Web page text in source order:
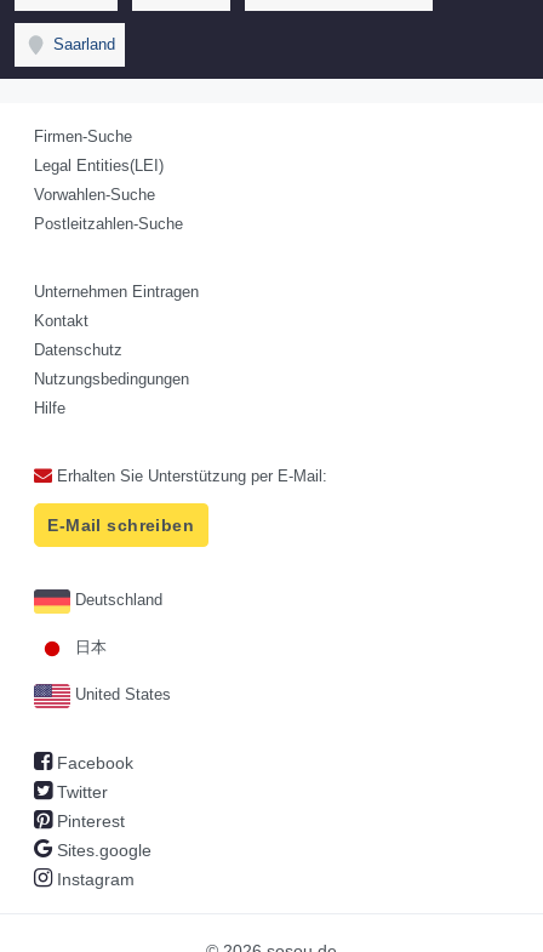
Saarland
Firmen-Suche
Legal Entities(LEI)
Vorwahlen-Suche
Postleitzahlen-Suche
Unternehmen Eintragen
Kontakt
Datenschutz
Nutzungsbedingungen
Hilfe
Erhalten Sie Unterstützung per E-Mail:
E-Mail schreiben
Deutschland
日本
United States
Facebook
Twitter
Pinterest
Sites.google
Instagram